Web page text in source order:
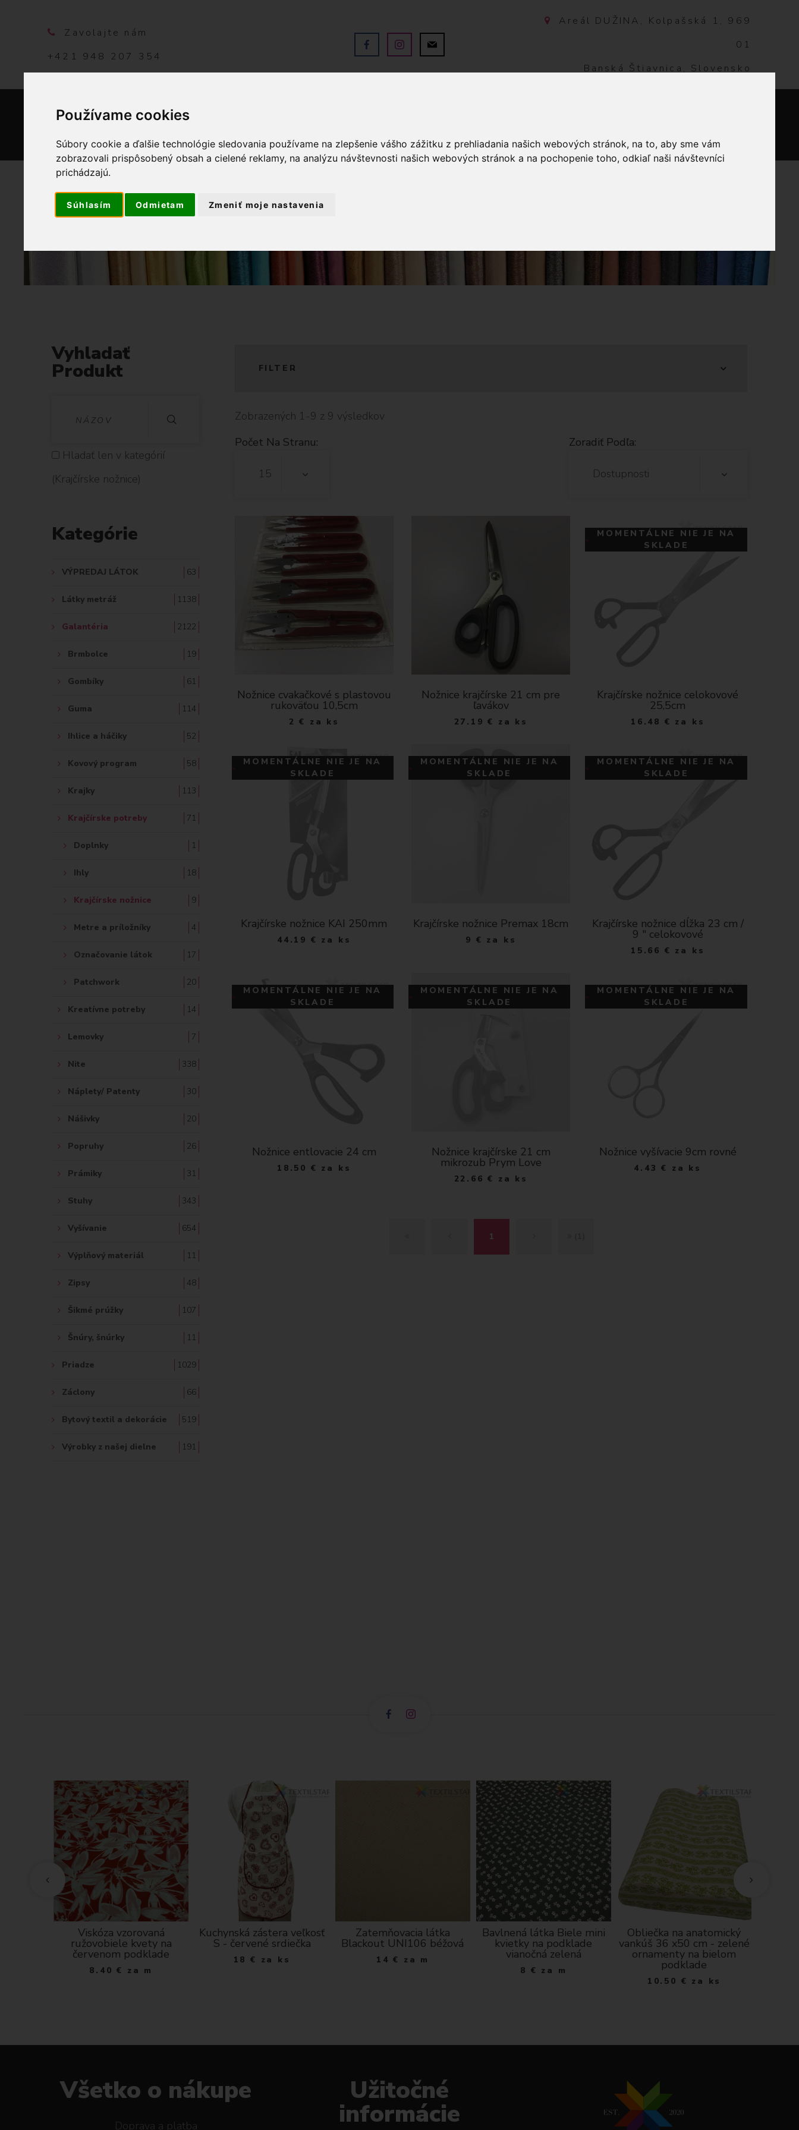
Používame cookies
Súbory cookie a ďalšie technológie sledovania používame na zlepšenie vášho zážitku z prehliadania našich webových stránok, na to, aby sme vám
zobrazovali prispôsobený obsah a cielené reklamy, na analýzu návštevnosti našich webových stránok a na pochopenie toho, odkiaľ naši návštevníci
prichádzajú.
Súhlasím Odmietam Zmeniť moje nastavenia
Zavolajte nám
+421 948 207 354
Areál DUŽINA, Kolpašská 1, 969
01
Banská Štiavnica, Slovensko
K
a
č
ž
i
c
FILTER
Zobrazených 1-9 z 9 výsledkov
Počet Na Stranu:
15
Zoradiť Podľa:
Dostupnosti
Nožnice cvakačkové s plastovou
rukoväťou 10,5cm
2 € za ks
Nožnice krajčírske 21 cm pre
ľavákov
27.19 € za ks
MOMENTÁLNE NIE JE NA
SKLADE
Krajčírske nožnice celokovové
25,5cm
16.48 € za ks
MOMENTÁLNE NIE JE NA
SKLADE
Krajčírske nožnice KAI 250mm
44.19 € za ks
MOMENTÁLNE NIE JE NA
SKLADE
Krajčírske nožnice Premax 18cm
9 € za ks
MOMENTÁLNE NIE JE NA
SKLADE
Krajčírske nožnice dĺžka 23 cm /
9 " celokovové
15.66 € za ks
MOMENTÁLNE NIE JE NA
SKLADE
Nožnice entlovacie 24 cm
18.50 € za ks
MOMENTÁLNE NIE JE NA
SKLADE
Nožnice krajčírske 21 cm
mikrozub Prym Love
22.66 € za ks
MOMENTÁLNE NIE JE NA
SKLADE
Nožnice vyšívacie 9cm rovné
4.43 € za ks
1
Vyhladať
Produkt
H
L
D
Ť
:
Hladať len v kategórií
(Krajčírske nožnice)
Kategórie
VÝPREDAJ LÁTOK 63
Látky metráž 1138
Galantéria 2122
Brmbolce 19
Gombíky 61
Guma 114
Ihlice a háčiky 52
Kovový program 58
Krajky 113
Krajčírske potreby 71
Doplnky 1
Ihly 18
Krajčírske nožnice 9
Metre a príložníky 4
Označovanie látok 17
Patchwork 20
Kreatívne potreby 14
Lemovky 7
Nite 338
Náplety/ Patenty 30
Nášivky 20
Popruhy 26
Prámiky 31
Stuhy 343
Vyšívanie 654
Výplňový materiál 11
Zipsy 48
Šikmé prúžky 107
Šnúry, šnúrky 11
Priadze 1029
Záclony 66
Bytový textil a dekorácie 519
Výrobky z našej dielne 191
Viskóza vzorovaná
ružovobiele kvety na
červenom podklade
8.40 € za m
Kuchynská zástera veľkosť
S - červené srdiečka
18 € za ks
Zatemňovacia látka
Blackout UNI106 béžová
14 € za m
Bavlnená látka Biele mini
kvietky na podklade
vianočná zelená
8 € za m
Obliečka na anatomický
vankúš 36 x50 cm - zelené
ornamenty na bielom
podklade
10.50 € za ks
Všetko o nákupe
Doprava a platba
Užitočné
informácie